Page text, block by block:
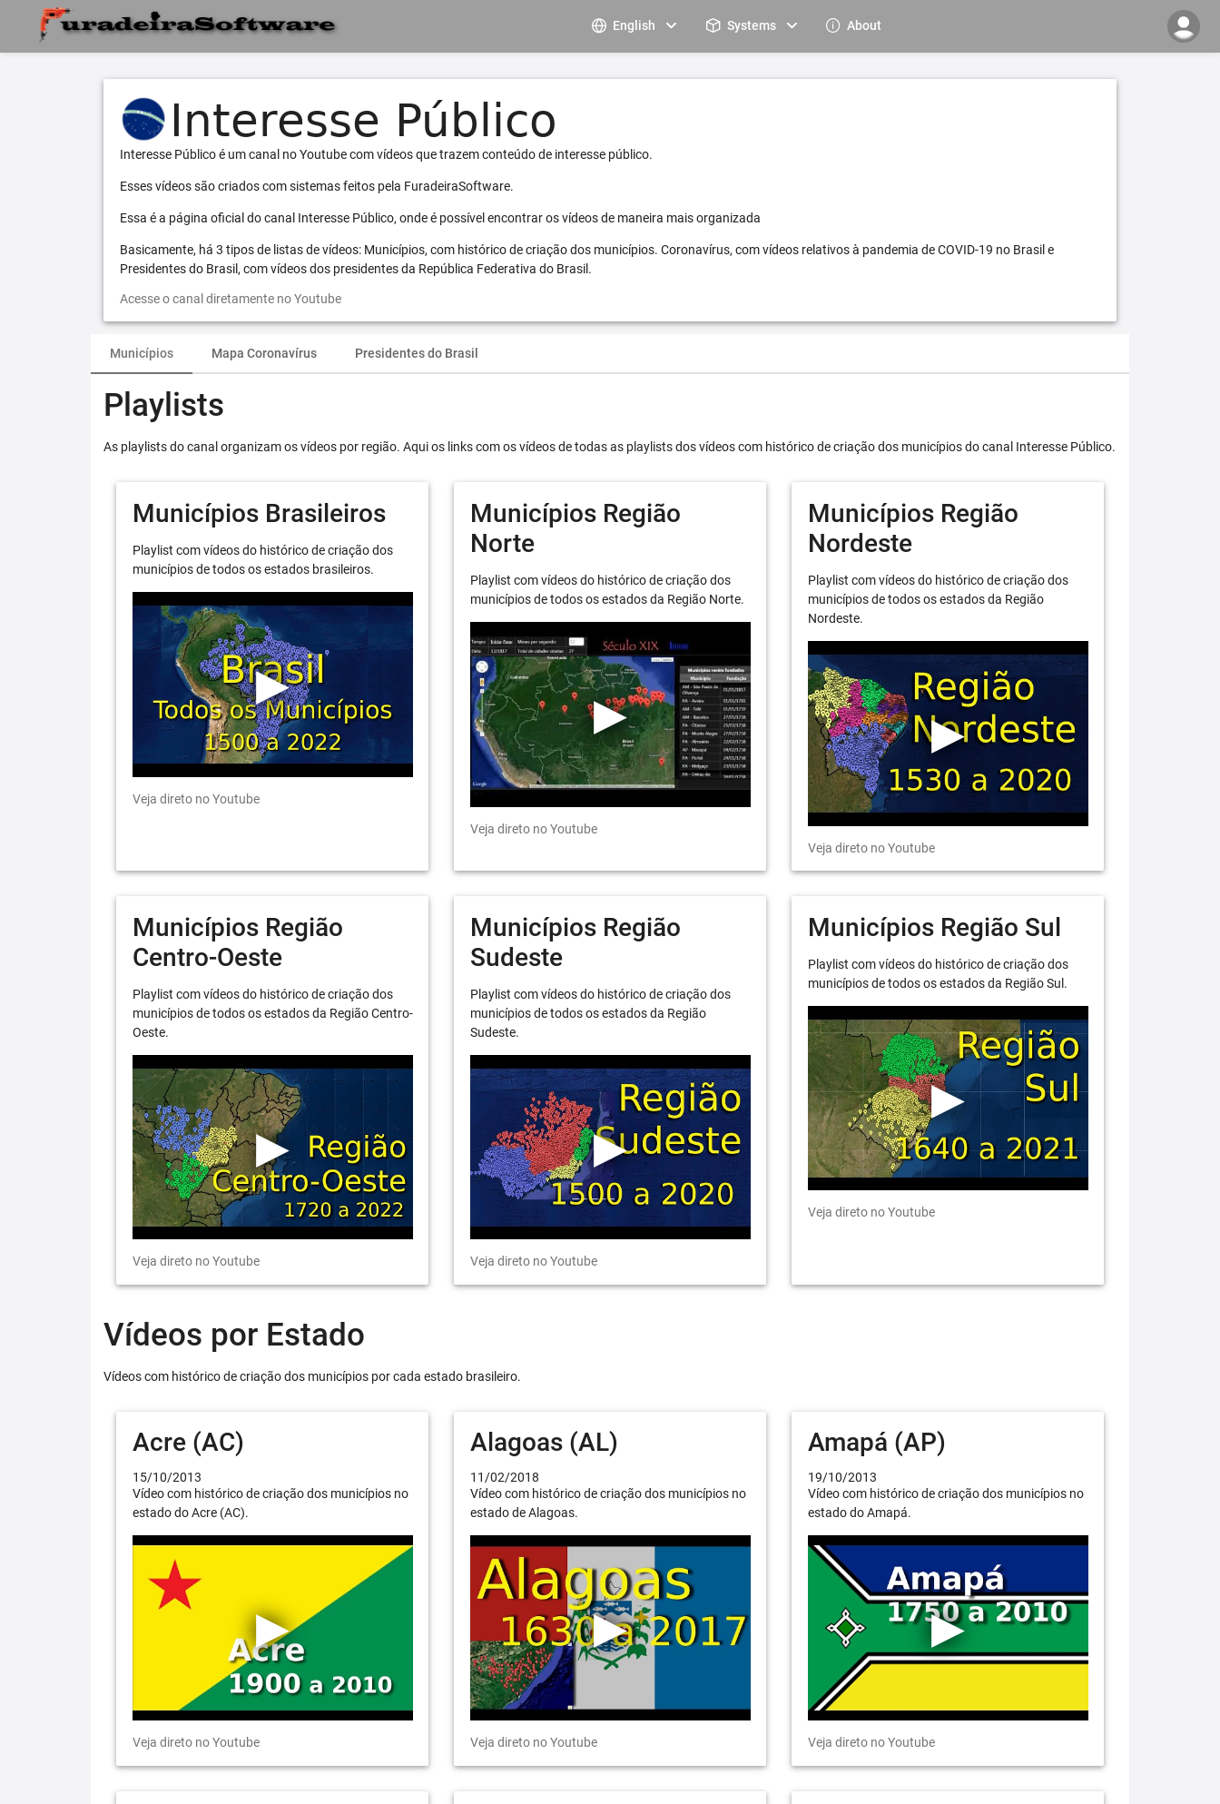
English Systems About
Interesse Público é um canal no Youtube com vídeos que trazem conteúdo de interesse público.
Esses vídeos são criados com sistemas feitos pela FuradeiraSoftware.
Essa é a página oficial do canal Interesse Público, onde é possível encontrar os vídeos de maneira mais organizada
Basicamente, há 3 tipos de listas de vídeos: Municípios, com histórico de criação dos municípios. Coronavírus, com vídeos relativos à pandemia de COVID-19 no Brasil e
Presidentes do Brasil, com vídeos dos presidentes da República Federativa do Brasil.
Acesse o canal diretamente no Youtube
Municípios Mapa Coronavírus Presidentes do Brasil
Playlists
As playlists do canal organizam os vídeos por região. Aqui os links com os vídeos de todas as playlists dos vídeos com histórico de criação dos municípios do canal Interesse Público.
Municípios Brasileiros
Playlist com vídeos do histórico de criação dos
municípios de todos os estados brasileiros.
Veja direto no Youtube
Municípios Região
Norte
Playlist com vídeos do histórico de criação dos
municípios de todos os estados da Região Norte.
Veja direto no Youtube
Municípios Região
Nordeste
Playlist com vídeos do histórico de criação dos
municípios de todos os estados da Região
Nordeste.
Veja direto no Youtube
Municípios Região
Centro-Oeste
Playlist com vídeos do histórico de criação dos
municípios de todos os estados da Região Centro-
Oeste.
Veja direto no Youtube
Municípios Região
Sudeste
Playlist com vídeos do histórico de criação dos
municípios de todos os estados da Região
Sudeste.
Veja direto no Youtube
Municípios Região Sul
Playlist com vídeos do histórico de criação dos
municípios de todos os estados da Região Sul.
Veja direto no Youtube
Vídeos por Estado
Vídeos com histórico de criação dos municípios por cada estado brasileiro.
Acre (AC)
15/10/2013
Vídeo com histórico de criação dos municípios no
estado do Acre (AC).
Veja direto no Youtube
Alagoas (AL)
11/02/2018
Vídeo com histórico de criação dos municípios no
estado de Alagoas.
Veja direto no Youtube
Amapá (AP)
19/10/2013
Vídeo com histórico de criação dos municípios no
estado do Amapá.
Veja direto no Youtube